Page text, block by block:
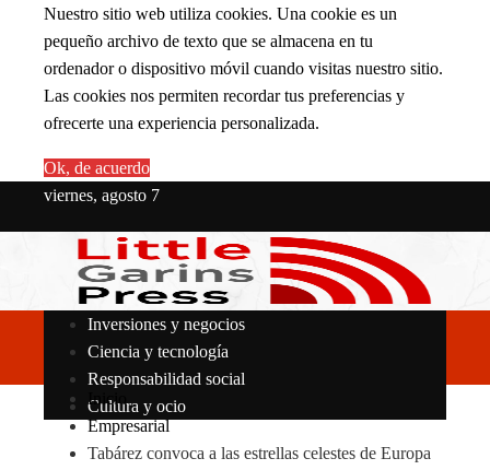
Nuestro sitio web utiliza cookies. Una cookie es un
pequeño archivo de texto que se almacena en tu
ordenador o dispositivo móvil cuando visitas nuestro sitio.
Las cookies nos permiten recordar tus preferencias y
ofrecerte una experiencia personalizada.
Ok, de acuerdo
viernes, agosto 7
Inversiones y negocios
Ciencia y tecnología
Responsabilidad social
Cultura y ocio
Inicio
Empresarial
Tabárez convoca a las estrellas celestes de Europa